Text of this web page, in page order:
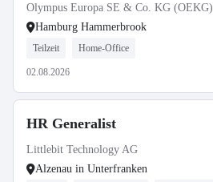
Olympus Europa SE & Co. KG (OEKG)
Hamburg Hammerbrook
Teilzeit Home-Office
02.08.2026
HR Generalist
Littlebit Technology AG
Alzenau in Unterfranken